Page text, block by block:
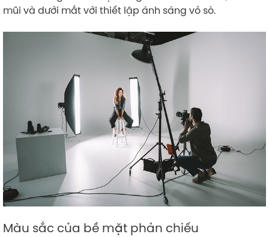
mũi và dưới mắt với thiết lập ánh sáng vỏ sò.
Màu sắc của bề mặt phản chiếu